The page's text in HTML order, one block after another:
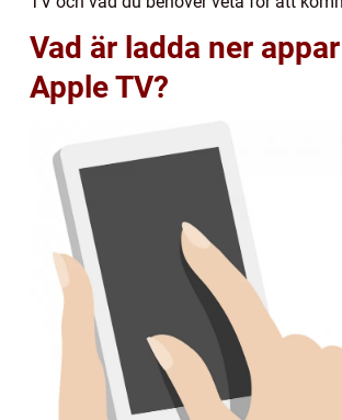
Vad är ladda ner
Apple TV?